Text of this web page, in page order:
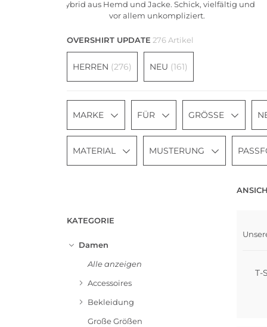
Hybrid aus Hemd und Jacke. Schick, vielfältig und
vor allem unkompliziert.
OVERSHIRT UPDATE 276 Artikel
HERREN (276) NEU (161)
MARKE FÜR GRÖSSE
MATERIAL MUSTERUNG
KATEGORIE
Damen
Alle anzeigen
Accessoires
Bekleidung
Große Größen
T-